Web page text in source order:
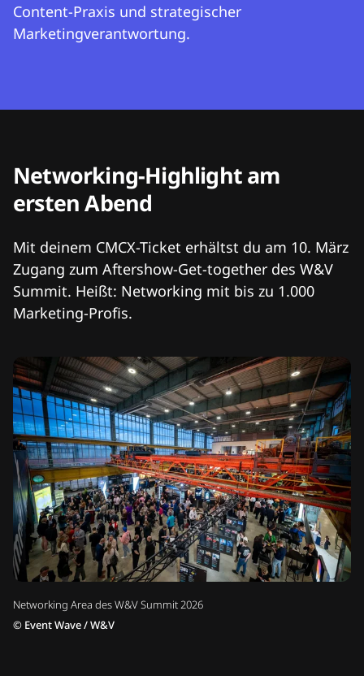
Content-Praxis und strategischer
Marketingverantwortung.
Networking Area des W&V Summit 2026
© Event Wave / W&V
Networking-Highlight am
ersten Abend
Mit deinem CMCX-Ticket erhältst du am 10. März
Zugang zum Aftershow-Get-together des W&V
Summit. Heißt: Networking mit bis zu 1.000
Marketing-Profis.